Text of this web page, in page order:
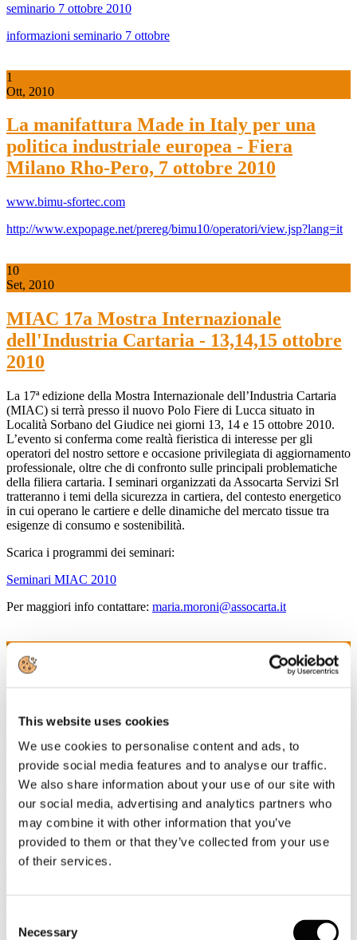
This website uses cookies
We use cookies to personalise content and ads, to
provide social media features and to analyse our traffic.
We also share information about your use of our site with
our social media, advertising and analytics partners who
may combine it with other information that you’ve
provided to them or that they’ve collected from your use
of their services.
Selection
Necessary
seminario 7 ottobre 2010
informazioni seminario 7 ottobre
1
Ott, 2010
La manifattura Made in Italy per una
politica industriale europea - Fiera
Milano Rho-Pero, 7 ottobre 2010
www.bimu-sfortec.com
http://www.expopage.net/prereg/bimu10/operatori/view.jsp?lang=it
10
Set, 2010
MIAC 17a Mostra Internazionale
dell'Industria Cartaria - 13,14,15 ottobre
2010
La 17ª edizione della Mostra Internazionale dell’Industria Cartaria
(MIAC) si terrà presso il nuovo Polo Fiere di Lucca situato in
Località Sorbano del Giudice nei giorni 13, 14 e 15 ottobre 2010.
L’evento si conferma come realtà fieristica di interesse per gli
operatori del nostro settore e occasione privilegiata di aggiornamento
professionale, oltre che di confronto sulle principali problematiche
della filiera cartaria. I seminari organizzati da Assocarta Servizi Srl
tratteranno i temi della sicurezza in cartiera, del contesto energetico
in cui operano le cartiere e delle dinamiche del mercato tissue tra
esigenze di consumo e sostenibilità.
Scarica i programmi dei seminari:
Seminari MIAC 2010
Per maggiori info contattare: maria.moroni@assocarta.it
3
Set, 2010
carta/cartone e gestione del sistema
produttivo"
Sono aperte le iscrizioni al Master 2010/2011 in "Produzione della
carta/cartone e gestione del sistema produttivo", giunto quest'anno
alla sua ottava edizione.
Le iscrizioni per il nuovo Anno Accademico scadranno
ottobre p.v.
Per maggiori informazioni rivolgersi a: